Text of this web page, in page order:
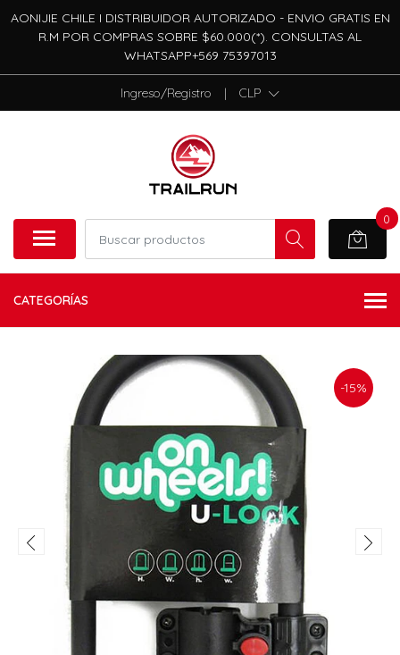
AONIJIE CHILE I DISTRIBUIDOR AUTORIZADO - ENVIO GRATIS EN
R.M POR COMPRAS SOBRE $60.000(*). CONSULTAS AL
WHATSAPP+569 75397013
Ingreso/Registro | CLP
0
CATEGORÍAS
-15%